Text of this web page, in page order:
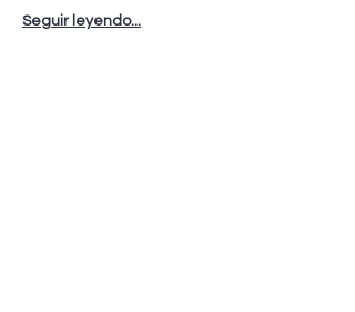
Seguir leyendo...